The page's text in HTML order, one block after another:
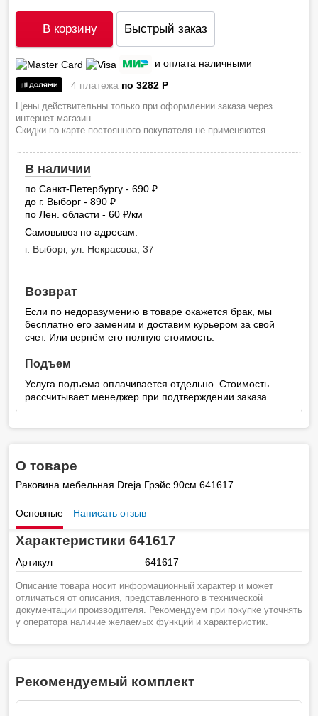
В корзину Быстрый заказ
и оплата наличными
4 платежа по 3282 P
Цены действительны только при оформлении заказа через
интернет-магазин.
Скидки по карте постоянного покупателя не применяются.
В наличии
по Санкт-Петербургу - 690
до г. Выборг - 890
по Лен. области - 60
руб.
/км
Самовывоз по адресам:
г. Выборг, ул. Некрасова, 37
Возврат
Если по недоразумению в товаре окажется брак, мы
бесплатно его заменим и доставим курьером за свой
счет. Или вернём его полную стоимость.
Подъем
Услуга подъема оплачивается отдельно. Стоимость
рассчитывает менеджер при подтверждении заказа.
О товаре
Раковина мебельная Dreja Грэйс 90см 641617
Основные Написать отзыв
Характеристики 641617
Артикул 641617
Описание товара носит информационный характер и может
отличаться от описания, представленного в технической
документации производителя. Рекомендуем при покупке уточнять
у оператора наличие желаемых функций и характеристик.
Рекомендуемый комплект